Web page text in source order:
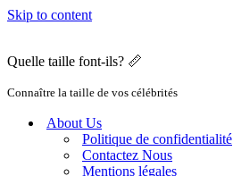
Skip to content
Quelle taille font-ils? 📏
Connaître la taille de vos célébrités
About Us
Politique de confidentialité
Contactez Nous
Mentions légales